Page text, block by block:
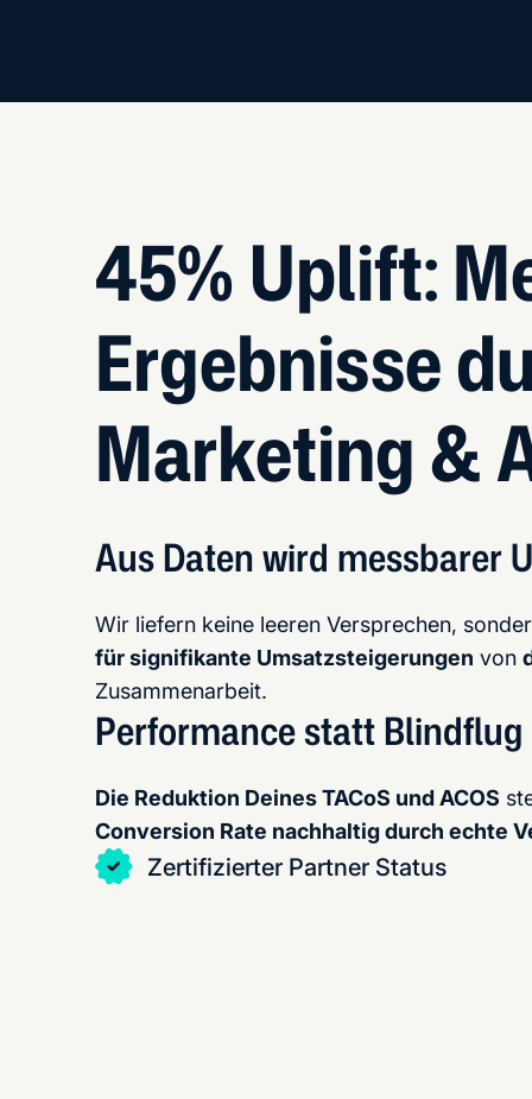
45% Uplift:
Ergebnisse
Marketing &
Aus Daten wird messbarer
Wir liefern keine leeren Versprechen,
für signifikante Umsatzsteigerungen von
Zusammenarbeit.
Performance statt Blindflug
Die Reduktion Deines TACoS und ACOS
Conversion Rate nachhaltig durch echte
Zertifizierter Partner Status